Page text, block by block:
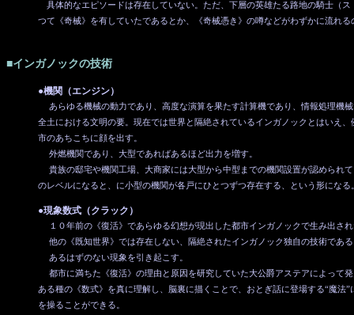
具体的なエピソードは存在していない。ただ、下層の英雄たる路地の騎士（ス
つて《奇械》を有していたであるとか、《奇械憑き》の噂などがわずかに流れる
■インガノックの技術
●機関（エンジン）
あらゆる機械の動力であり、高度な演算を果たす計算機であり、情報処理機
全土における文明の要。現在では世界と隔絶されているインガノックとはいえ
市のあちこちに顔を出す。
外燃機関であり、大型であればあるほど出力を増す。
貴族の邸宅や機関工場、大商家には大型から中型までの機関設置が認められ
のレベルになると、に小型の機関が各戸にひとつずつ存在する、という形になる
●現象数式（クラック）
１０年前の《復活》であらゆる幻想が現出した都市インガノックで生み出さ
他の《既知世界》では存在しない、隔絶されたインガノック独自の技術であ
あるはずのない現象を引き起こす。
都市に満ちた《復活》の理由と原因を研究していた大公爵アステアによって
ある種の《数式》を真に理解し、脳裏に描くことで、おとぎ話に登場する“魔法”
を操ることができる。